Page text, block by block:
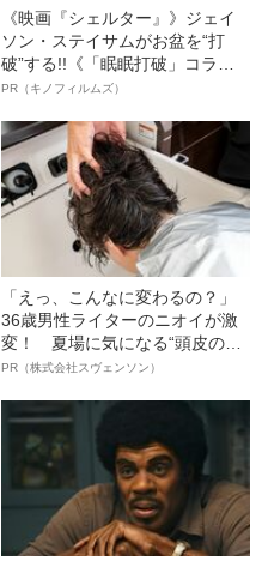
《映画『シェルター』》ジェイ
ソン・ステイサムがお盆を“打
破”する!!《「眠眠打破」コラ
ボ》
PR（キノフィルムズ）
「えっ、こんなに変わるの？」
36歳男性ライターのニオイが激
変！ 夏場に気になる“頭皮のニ
オイ”や“ベタつき”を解消す
ト”が生み出した徹底ケアとは
PR（株式会社スヴェンソン）